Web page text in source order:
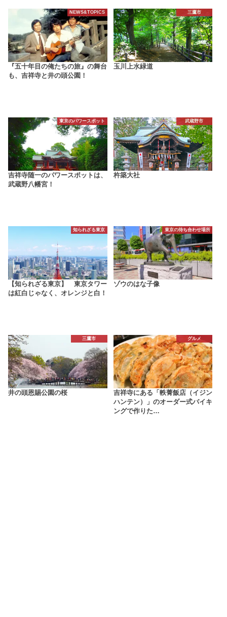
NEWS&TOPICS
『五十年目の俺たちの旅』の舞台
も、吉祥寺と井の頭公園！
三鷹市
玉川上水緑道
東京のパワースポット
吉祥寺随一のパワースポットは、
武蔵野八幡宮！
武蔵野市
杵築大社
知られざる東京
【知られざる東京】 東京タワー
は紅白じゃなく、オレンジと白！
東京の待ち合わせ場所
ゾウのはな子像
三鷹市
井の頭恩賜公園の桜
グルメ
吉祥寺にある「軼菁飯店（イジン
ハンテン）」のオーダー式バイキ
ングで作りた…